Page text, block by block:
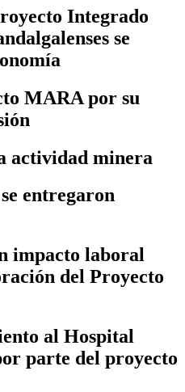
Integrado
se
MARA por su
actividad minera
entregaron
impacto laboral
del Proyecto
al Hospital
parte del proyecto